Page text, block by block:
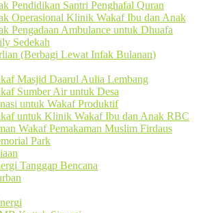
Pendidikan Santri Penghafal Quran
Operasional Klinik Wakaf Ibu dan Anak
Pengadaan Ambulance untuk Dhuafa
Sedekah
(Berbagi Lewat Infak Bulanan)
Masjid Daarul Aulia Lembang
Sumber Air untuk Desa
untuk Wakaf Produktif
untuk Klinik Wakaf Ibu dan Anak RBC
Wakaf Pemakaman Muslim Firdaus
Park
Tanggap Bencana